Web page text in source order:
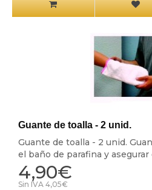
Guante de toalla - 2 unid.
Guante de toalla - 2 unid.
el baño de parafina y asegurar
4,90€
Sin IVA 4,05€